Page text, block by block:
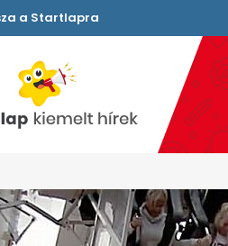
a Startlapra